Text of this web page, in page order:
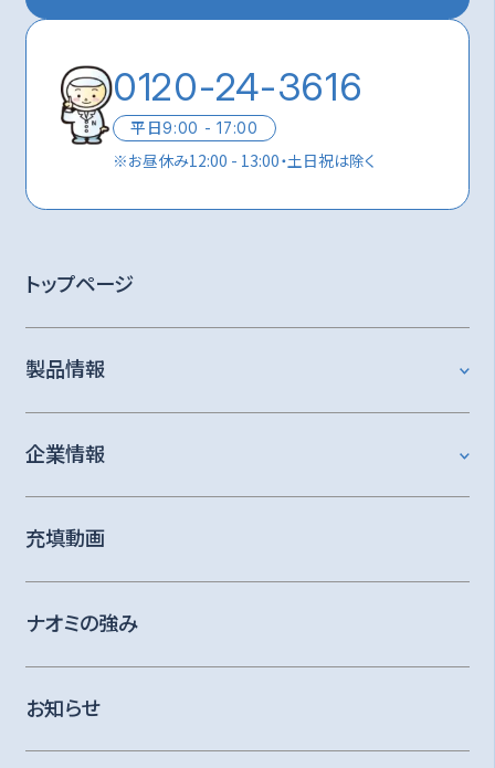
0120-24-3616
平日9:00 - 17:00
※お昼休み12:00 - 13:00・土日祝は除く
トップページ
製品情報
企業情報
充填動画
ナオミの強み
お知らせ